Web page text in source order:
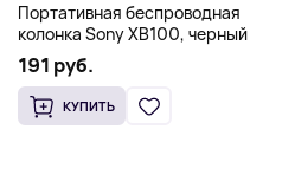
Портативная беспроводная
колонка Sony XB100, черный
191 руб.
КУПИТЬ